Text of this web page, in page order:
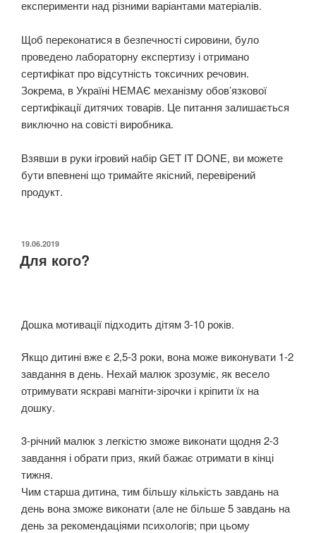
експерименти над різними варіантами матеріалів.
Щоб переконатися в безпечності сировини, було
проведено лабораторну експертизу і отримано
сертифікат про відсутність токсичних речовин. ⠀
Зокрема, в Україні НЕМАЄ механізму обов’язкової
сертифікації дитячих товарів. Це питання залишається
виключно на совісті виробника. ⠀
Взявши в руки ігровий набір GET IT DONE, ви можете
бути впевнені що тримайте якісний, перевірений
продукт.
ОПУБЛІКОВАНО
19.06.2019
Для кого?
Дошка мотивації підходить дітям 3-10 років.
Якщо дитині вже є 2,5-3 роки, вона може виконувати 1-2
завдання в день. Нехай малюк зрозуміє, як весело
отримувати яскраві магніти-зірочки і кріпити їх на
дошку.
3-річний малюк з легкістю зможе виконати щодня 2-3
завдання і обрати приз, який бажає отримати в кінці
тижня.
Чим старша дитина, тим більшу кількість завдань на
день вона зможе виконати (але не більше 5 завдань на
день за рекомендаціями психологів; при цьому